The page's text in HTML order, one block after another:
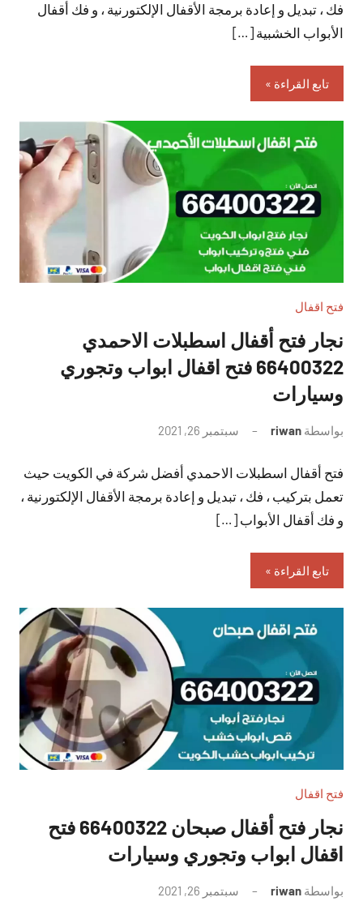
فك ، تبديل و إعادة برمجة الأقفال الإلكتورنية ، و فك أقفال
الأبواب الخشبية […]
تابع القراءة
فتح اقفال
نجار فتح أقفال اسطبلات الاحمدي
66400322 فتح اقفال ابواب وتجوري
وسيارات
بواسطة riwan سبتمبر 26, 2021
تعليقات
فتح أقفال اسطبلات الاحمدي أفضل شركة في الكويت حيث
تعمل بتركيب ، فك ، تبديل و إعادة برمجة الأقفال الإلكتورنية ،
و فك أقفال الأبواب […]
تابع القراءة
فتح اقفال
نجار فتح أقفال صبحان 66400322 فتح
اقفال ابواب وتجوري وسيارات
بواسطة riwan سبتمبر 26, 2021